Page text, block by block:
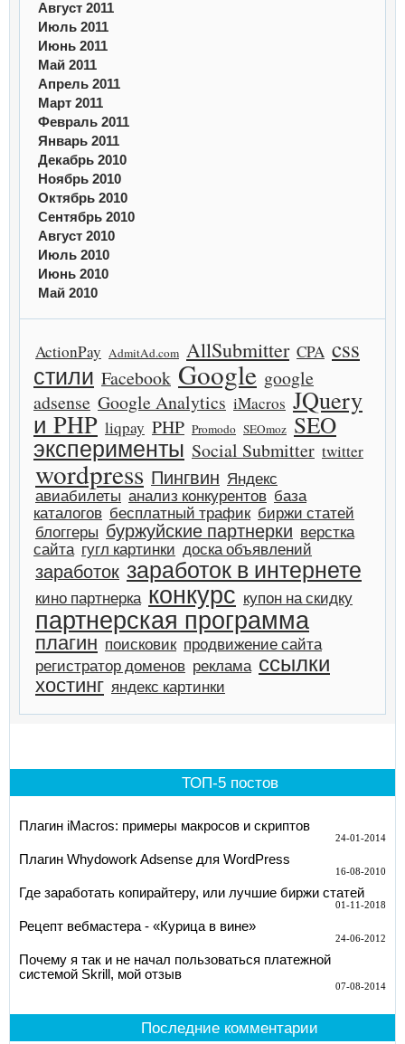
Август 2011
Июль 2011
Июнь 2011
Май 2011
Апрель 2011
Март 2011
Февраль 2011
Январь 2011
Декабрь 2010
Ноябрь 2010
Октябрь 2010
Сентябрь 2010
Август 2010
Июль 2010
Июнь 2010
Май 2010
ActionPay AdmitAd.com AllSubmitter CPA css
стили Facebook Google google
adsense Google Analytics iMacros JQuery
и PHP liqpay PHP Promodo SEOmoz SEO
эксперименты Social Submitter twitter
wordpress Пингвин Яндекс
авиабилеты анализ конкурентов база
каталогов бесплатный трафик биржи статей
блоггеры буржуйские партнерки верстка
сайта гугл картинки доска объявлений
заработок заработок в интернете
кино партнерка конкурс купон на скидку
партнерская программа
плагин поисковик продвижение сайта
регистратор доменов реклама ссылки
хостинг яндекс картинки
ТОП-5 постов
Плагин iMacros: примеры макросов и скриптов
24-01-2014
Плагин Whydowork Adsense для WordPress
16-08-2010
Где заработать копирайтеру, или лучшие биржи статей
01-11-2018
Рецепт вебмастера - «Курица в вине»
24-06-2012
Почему я так и не начал пользоваться платежной
системой Skrill, мой отзыв
07-08-2014
Последние комментарии